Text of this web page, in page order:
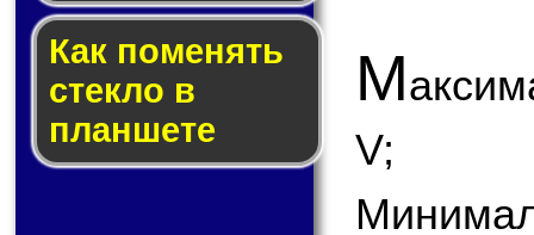
Как по­ме­нять
стек­ло в
планшете
М
V;